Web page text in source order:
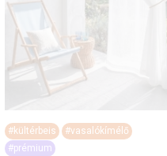
#kültérbeis
#vasalókímélő
#prémium